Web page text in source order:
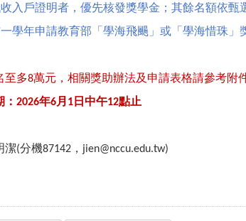
入戶證明者，優先核發獎學金；其餘名額依甄
學年申請教育部「學海飛颺」或「學海惜珠」
至多8萬元，相關獎助辦法及申請表格請參考附件
2026年6月 1 日中午12點止
潔(分機87142 ， jien@nccu.edu.tw)